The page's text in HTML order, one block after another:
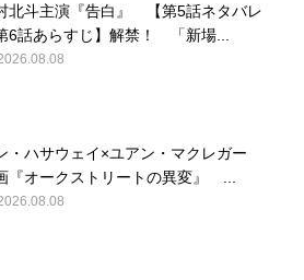
北斗主演『告白』 【第5話ネタバレ
6話あらすじ】解禁！ 「新場...
・ハサウェイ×ユアン・マクレガー
『オークストリートの異変』 ...